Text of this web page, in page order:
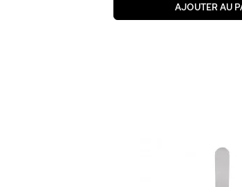
AJOUTER AU